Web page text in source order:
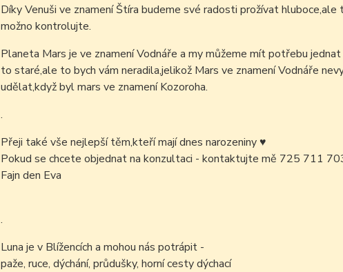
Díky Venuši ve znamení Štíra budeme své radosti prožívat
možno kontrolujte.
Planeta Mars je ve znamení Vodnáře a my můžeme mít potřebu
to staré,ale to bych vám neradila,jelikož Mars ve znamení Vodnáře
udělat,když byl mars ve znamení Kozoroha.
.
Přeji také vše nejlepší těm,kteří mají dnes narozeniny♥
Pokud se chcete objednat na konzultaci - kontaktujte mě 725 711
Fajn den Eva
.
Luna je v Blížencích a mohou nás potrápit -
paže, ruce, dýchání, průdušky, horní cesty dýchací